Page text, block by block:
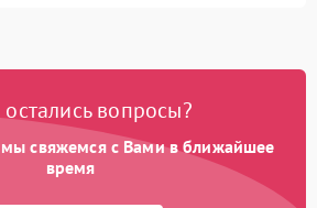
1800 ₽ Подробнее →
вопросы?
мы свяжемся с Вами в ближайшее
время